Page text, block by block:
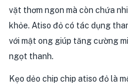
vặt thơm ngon mà còn chứa
khỏe. Atiso đỏ có tác dụng
với mật ong giúp tăng cường
ngọt thanh.
Kẹo dẻo chip chip atiso đỏ là